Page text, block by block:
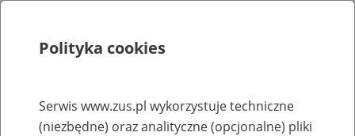
Rejestry, ewidencje i archiwa
Polityka cookies
Serwis www.zus.pl wykorzystuje techniczne
(niezbędne) oraz analityczne (opcjonalne) pliki